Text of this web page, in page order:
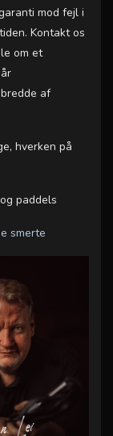
mod fejl i
Kontakt os
om et
af
hverken på
paddels
smerte